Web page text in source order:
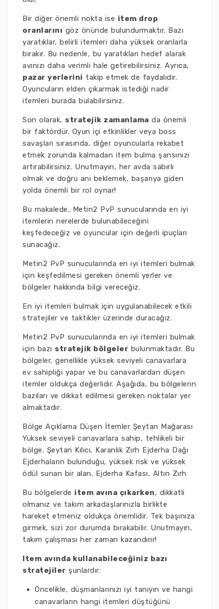
Bir diğer önemli nokta ise item drop
oranlarını göz önünde bulundurmaktır. Bazı
yaratıklar, belirli itemleri daha yüksek oranlarla
bırakır. Bu nedenle, bu yaratıkları hedef alarak
avınızı daha verimli hale getirebilirsiniz. Ayrıca,
pazar yerlerini takip etmek de faydalıdır.
Oyuncuların elden çıkarmak istediği nadir
itemleri burada bulabilirsiniz.
Son olarak, stratejik zamanlama da önemli
bir faktördür. Oyun içi etkinlikler veya boss
savaşları sırasında, diğer oyuncularla rekabet
etmek zorunda kalmadan item bulma şansınızı
artırabilirsiniz. Unutmayın, her avda sabırlı
olmak ve doğru anı beklemek, başarıya giden
yolda önemli bir rol oynar!
Bu makalede, Metin2 PvP sunucularında en iyi
itemlerin nerelerde bulunabileceğini
keşfedeceğiz ve oyuncular için değerli ipuçları
sunacağız.
Metin2 PvP sunucularında en iyi itemleri bulmak
için keşfedilmesi gereken önemli yerler ve
bölgeler hakkında bilgi vereceğiz.
En iyi itemleri bulmak için uygulanabilecek etkili
stratejiler ve taktikler üzerinde duracağız.
Metin2 PvP sunucularında en iyi itemleri bulmak
için bazı stratejik bölgeler bulunmaktadır. Bu
bölgeler, genellikle yüksek seviyeli canavarlara
ev sahipliği yapar ve bu canavarlardan düşen
itemler oldukça değerlidir. Aşağıda, bu bölgelerin
bazıları ve dikkat edilmesi gereken noktalar yer
almaktadır:
Bölge Açıklama Düşen İtemler Şeytan Mağarası
Yüksek seviyeli canavarlara sahip, tehlikeli bir
bölge. Şeytan Kılıcı, Karanlık Zırh Ejderha Dağı
Ejderhaların bulunduğu, yüksek risk ve yüksek
ödül sunan bir alan. Ejderha Kafası, Altın Zırh
Bu bölgelerde item avına çıkarken, dikkatli
olmanız ve takım arkadaşlarınızla birlikte
hareket etmeniz oldukça önemlidir. Tek başınıza
girmek, sizi zor durumda bırakabilir. Unutmayın,
takım çalışması her zaman kazandırır!
Item avında kullanabileceğiniz bazı
stratejiler şunlardır:
Öncelikle, düşmanlarınızı iyi tanıyın ve hangi
canavarların hangi itemleri düştüğünü